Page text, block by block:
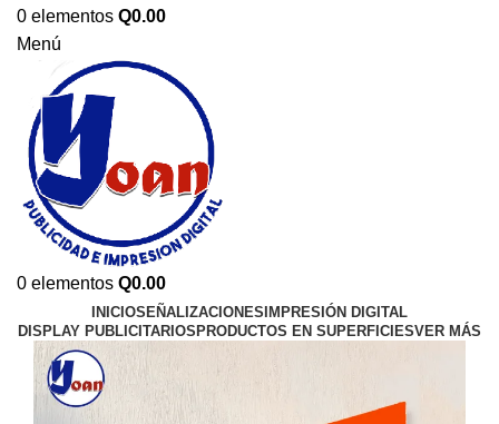
0 elementos Q0.00
Menú
0 elementos Q0.00
INICIOSEÑALIZACIONES IMPRESIÓN DIGITAL
DISPLAY PUBLICITARIOS PRODUCTOS EN SUPERFICIESVER MÁS